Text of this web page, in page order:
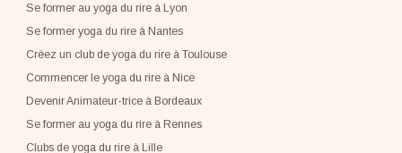
Se former au yoga du rire à Lyon
Se former yoga du rire à Nantes
Créez un club de yoga du rire à Toulouse
Commencer le yoga du rire à Nice
Devenir Animateur-trice à Bordeaux
Se former au yoga du rire à Rennes
Clubs de yoga du rire à Lille